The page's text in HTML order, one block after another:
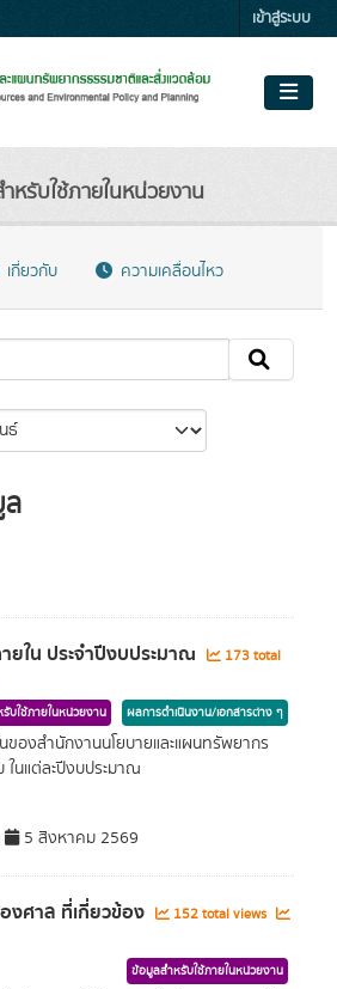
เข้าสู่ระบบ
หรับใช้ภายในหน่วยงาน
เกี่ยวกับ ความเคลื่อนไหว
ใน ประจำปีงบประมาณ
173 total
บใช้ภายในหน่วยงาน ผลการดำเนินงาน/เอกสารต่าง ๆ
ของสำนักงานนโยบายและแผนทรัพยากร
ในแต่ละปีงบประมาณ
5 สิงหาคม 2569
ศาล ที่เกี่ยวข้อง
152 total views
ข้อมูลสำหรับใช้ภายในหน่วยงาน